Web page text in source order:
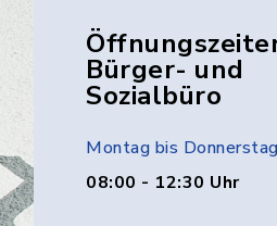
Bürger- und
Sozialbüro
Montag bis
08:00 - 12:30 Uhr